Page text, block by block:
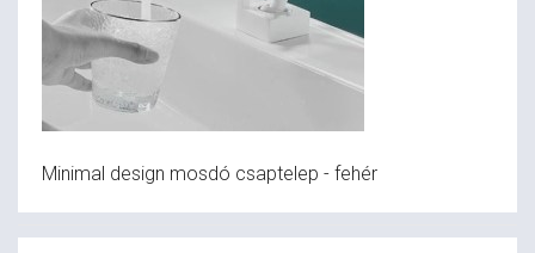
Minimal design mosdó csaptelep - fehér